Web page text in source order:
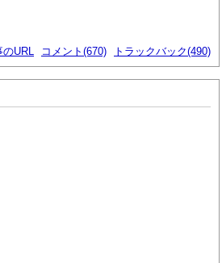
URL コメント(670) トラックバック(490)